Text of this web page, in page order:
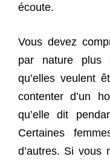
écoute.
Vous devez
par nature plus
qu’elles veulent
contenter d’un
qu’elle dit
Certaines
d’autres. Si vous